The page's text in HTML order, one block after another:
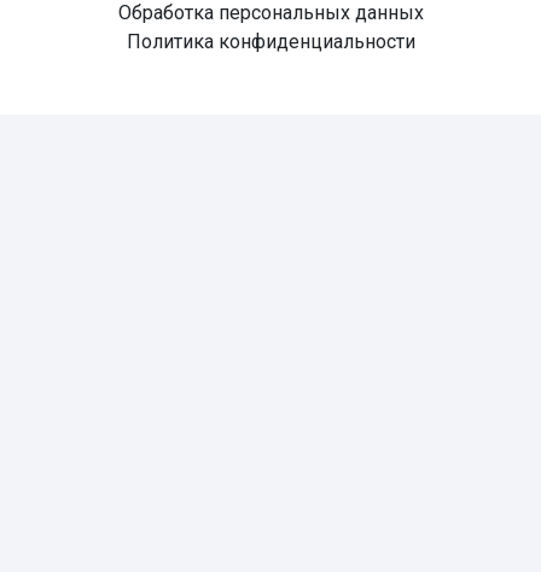
Обработка персональных данных
Политика конфиденциальности